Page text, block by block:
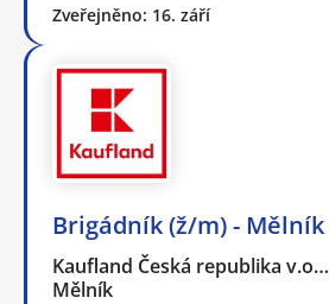
Zveřejněno: 16. září
Brigádník (ž/m) - Mělník
Kaufland Česká republika v.o…
Mělník